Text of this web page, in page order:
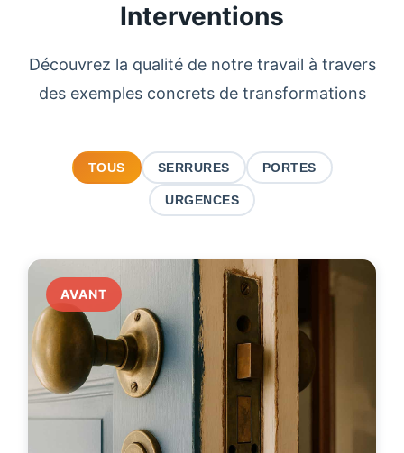
Interventions
Découvrez la qualité de notre travail à travers
des exemples concrets de transformations
TOUS SERRURES PORTES
URGENCES
AVANT